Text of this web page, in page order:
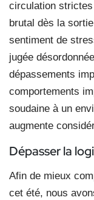
circulation
brutal dès la
sentiment de
jugée
dépassements
comportements
soudaine à un
augmente
Dépasser la
Afin de mieux
cet été, nous